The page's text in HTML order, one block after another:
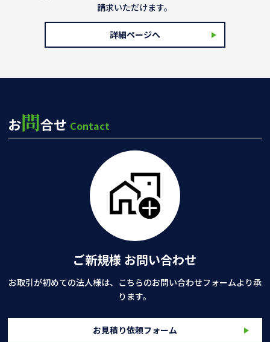
請求いただけます。
詳細ページへ
お問合せ Contact
ご新規様 お問い合わせ
お取引が初めての法人様は、こちらのお問い合わせフォームより承
ります。
お見積り依頼フォーム